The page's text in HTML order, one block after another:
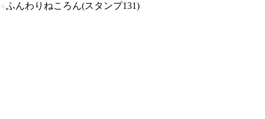
●ふんわりねころん(スタンプ131)